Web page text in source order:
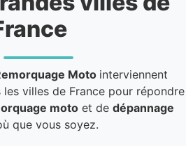
Moto interviennent
villes de France pour répondre
motoet de dépannage
que vous soyez.